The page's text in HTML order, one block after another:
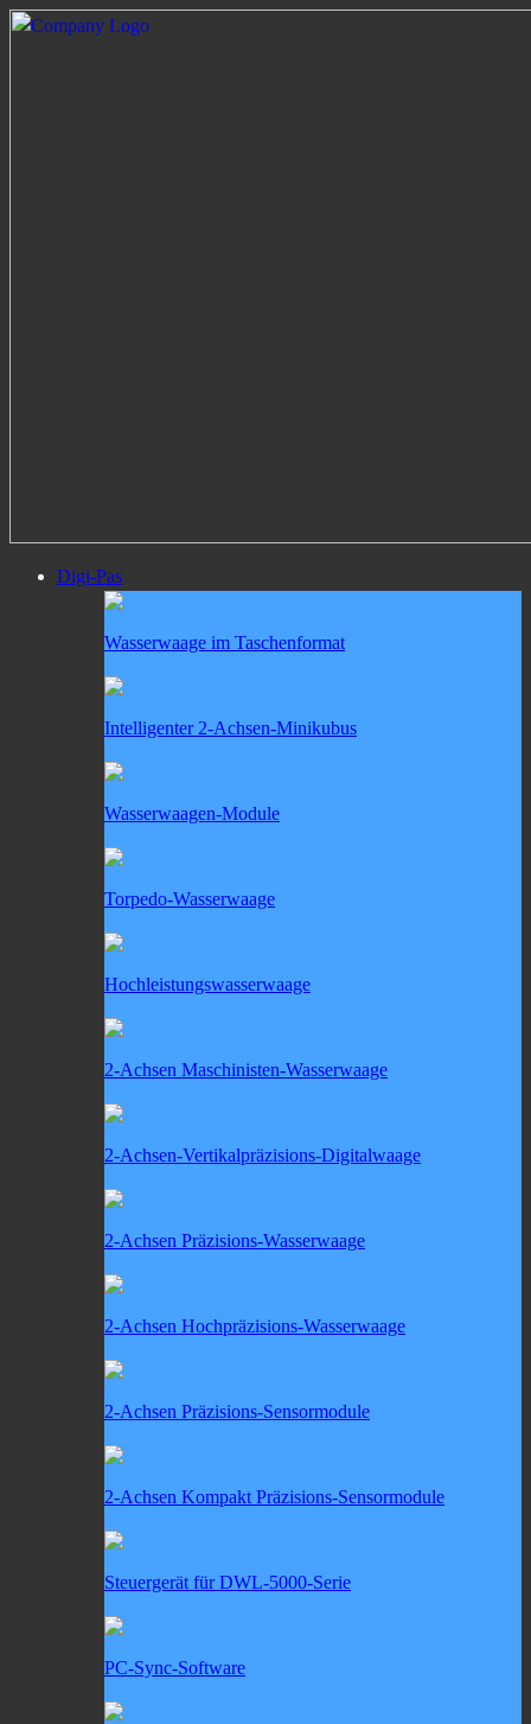
Digi-Pas
Wasserwaage im Taschenformat
Intelligenter 2-Achsen-Minikubus
Wasserwaagen-Module
Torpedo-Wasserwaage
Hochleistungswasserwaage
2-Achsen Maschinisten-Wasserwaage
2-Achsen-Vertikalpräzisions-Digitalwaage
2-Achsen Präzisions-Wasserwaage
2-Achsen Hochpräzisions-Wasserwaage
2-Achsen Präzisions-Sensormodule
2-Achsen Kompakt Präzisions-Sensormodule
Steuergerät für DWL-5000-Serie
PC-Sync-Software